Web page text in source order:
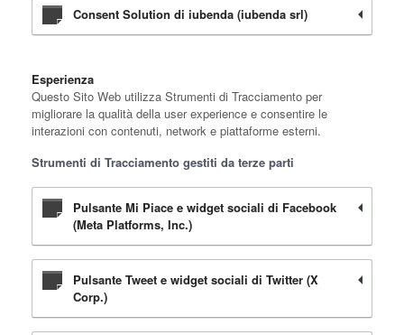
Consent Solution di iubenda (iubenda srl)
Esperienza
Questo Sito Web utilizza Strumenti di Tracciamento per
migliorare la qualità della user experience e consentire le
interazioni con contenuti, network e piattaforme esterni.
Strumenti di Tracciamento gestiti da terze parti
Pulsante Mi Piace e widget sociali di Facebook
(Meta Platforms, Inc.)
Pulsante Tweet e widget sociali di Twitter (X
Corp.)